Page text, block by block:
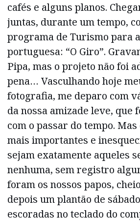
cafés e alguns planos.
juntas, durante um tempo,
programa de Turismo para
portuguesa: “O Giro”.
Pipa, mas o projeto não foi
pena… Vasculhando hoje
fotografia, me deparo com
da nossa amizade leve, que
com o passar do tempo.
mais importantes e
sejam exatamente aqueles
nenhuma, sem registro
foram os nossos papos,
depois um plantão de
escoradas no teclado do